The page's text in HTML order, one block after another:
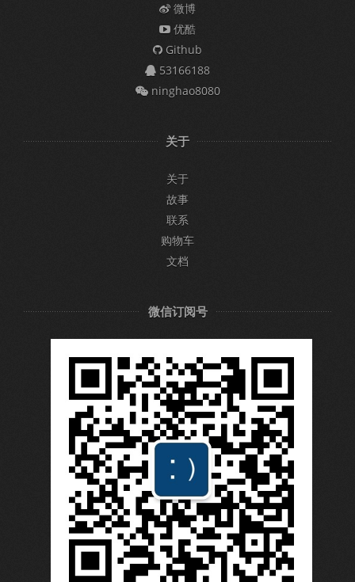
微博
优酷
Github
53166188
ninghao8080
关于
关于
故事
联系
购物车
文档
微信订阅号